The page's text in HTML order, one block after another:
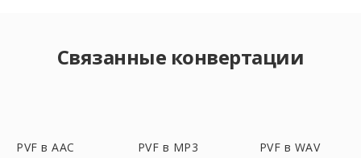
Связанные конвертации
PVF в AAC PVF в MP3 PVF в WAV